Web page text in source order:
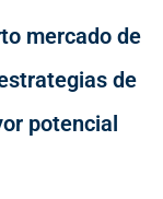
mercado de
de
potencial